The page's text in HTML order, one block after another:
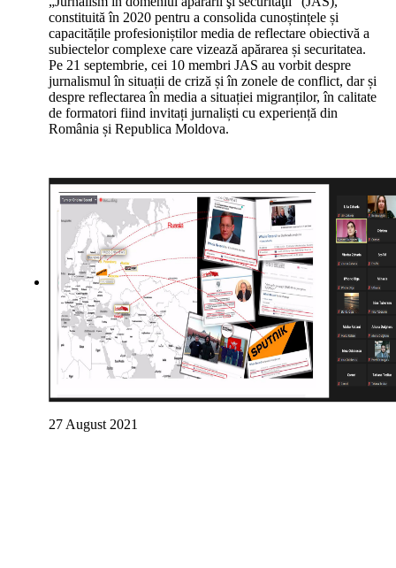
constituită în 2020 pentru a consolida cunoștințele și
capacitățile profesioniștilor media de reflectare obiectivă a
subiectelor complexe care vizează apărarea și securitatea.
Pe 21 septembrie, cei 10 membri JAS au vorbit despre
jurnalismul în situații de criză și în zonele de conflict, dar și
despre reflectarea în media a situației migranților, în calitate
de formatori fiind invitați jurnaliști cu experiență din
România și Republica Moldova.
27 August 2021